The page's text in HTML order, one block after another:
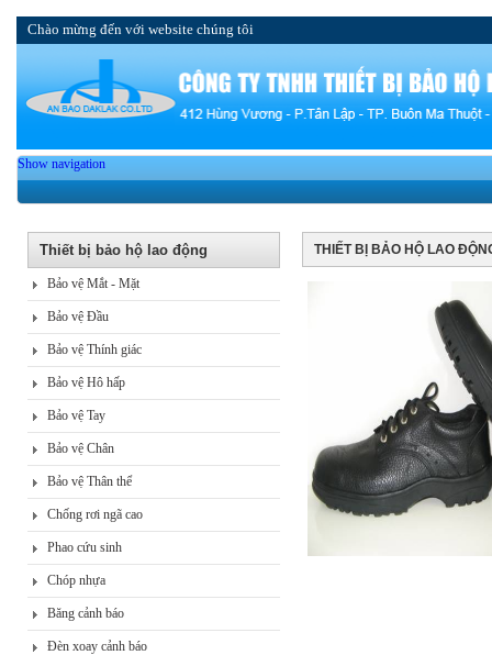
Chào mừng đến với website chúng tôi
Show navigation
Thiết bị bảo hộ lao động
Bảo vệ Mắt - Mặt
Bảo vệ Đầu
Bảo vệ Thính giác
Bảo vệ Hô hấp
Bảo vệ Tay
Bảo vệ Chân
Bảo vệ Thân thể
Chống rơi ngã cao
Phao cứu sinh
Chóp nhựa
Băng cảnh báo
Đèn xoay cảnh báo
THIẾT BỊ BẢO HỘ LAO